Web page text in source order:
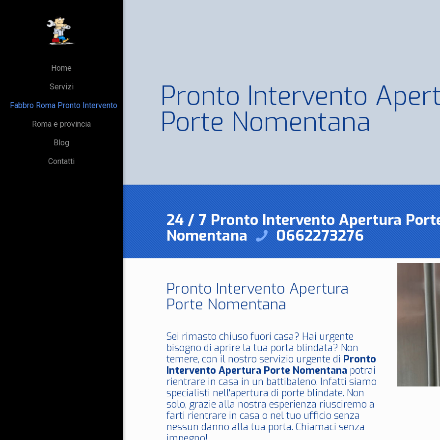
Home
Servizi
Fabbro Roma Pronto Intervento
Roma e provincia
Blog
Contatti
Pronto Intervento
Porte Nomentana
24 / 7 Pronto Intervento Apertura
Nomentana
0662273276
Pronto Intervento Apertura
Porte Nomentana
Sei rimasto chiuso fuori casa? Hai urgente
bisogno di aprire la tua porta blindata? Non
temere, con il nostro servizio urgente di Pronto
Intervento Apertura Porte Nomentana potrai
rientrare in casa in un battibaleno. Infatti siamo
specialisti nell'apertura di porte blindate. Non
solo, grazie alla nostra esperienza riusciremo a
farti rientrare in casa o nel tuo ufficio senza
nessun danno alla tua porta. Chiamaci senza